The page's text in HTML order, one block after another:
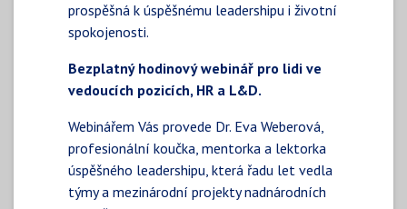
prospěšná k úspěšnému leadershipu i životní
spokojenosti.
Bezplatný hodinový webinář pro lidi ve
vedoucích pozicích, HR a L&D.
Webinářem Vás provede Dr. Eva Weberová,
profesionální koučka, mentorka a lektorka
úspěšného leadershipu, která řadu let vedla
týmy a mezinárodní projekty nadnárodních